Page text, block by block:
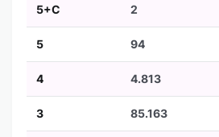
5+C 2
5 94
4 4.813
3 85.163